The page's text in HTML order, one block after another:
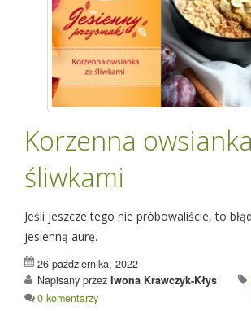
Korzenna
śliwkami
Jeśli jeszcze tego nie próbowaliście, to
jesienną aurę.
26 października, 2022
Napisany przez Iwona Krawczyk-Kłys
0 komentarzy